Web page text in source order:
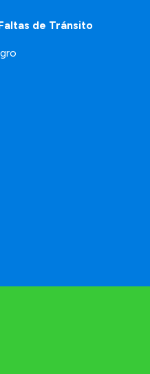
de Tránsito